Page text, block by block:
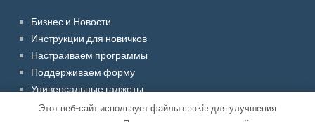
Бизнес и Новости
Инструкции для новичков
Настраиваем программы
Поддерживаем форму
Универсальные гаджеты
Электроника и электрика
Этот веб-сайт использует файлы cookie для улучшения